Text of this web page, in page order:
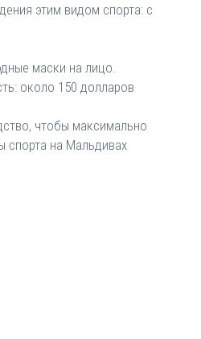
этим видом спорта: с
маски на лицо.
около 150 долларов
чтобы максимально
спорта на Мальдивах